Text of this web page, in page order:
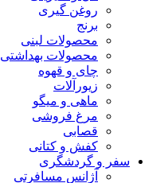
روغن گیری
برنج
محصولات لبنی
محصولات بهداشتی
چای و قهوه
زیورآلات
ماهی و میگو
مرغ فروشی
قصابی
کفش و کتانی
سفر و گردشگری
آژانس مسافرتی